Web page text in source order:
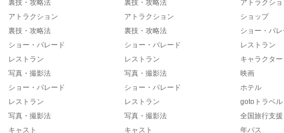
裏技・攻略法
アトラクション
裏技・攻略法
ショー・パレード
レストラン
写真・撮影法
ショー・パレード
レストラン
写真・撮影法
キャスト
裏技・攻略法
アトラクション
裏技・攻略法
ショー・パレード
レストラン
写真・撮影法
ショー・パレード
レストラン
写真・撮影法
キャスト
アトラクシ
ショップ
ショー・パ
レストラン
キャラクター
映画
ホテル
gotoトラベル
全国旅行支援
年パス